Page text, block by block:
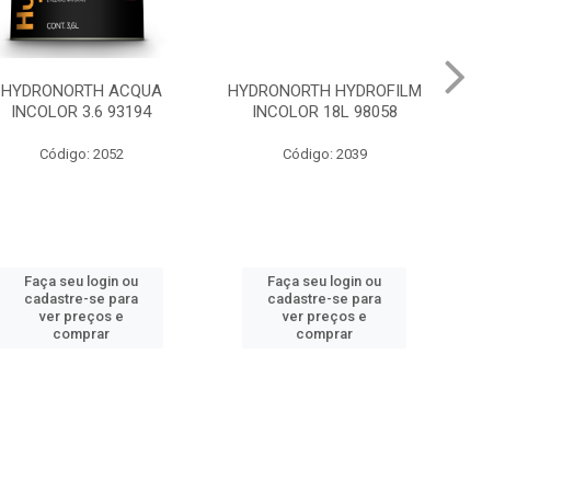
HYDRONORTH ACQUA
INCOLOR 3.6 93194
Código: 2052
Faça seu login ou
cadastre-se para
ver preços e
comprar
HYDRONORTH HYDROFILM
INCOLOR 18L 98058
Código: 2039
Faça seu login ou
cadastre-se para
ver preços e
comprar